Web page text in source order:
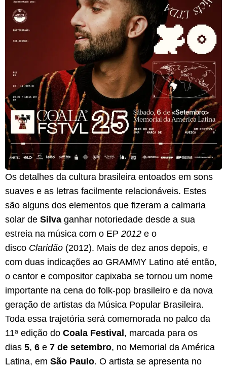
Os detalhes da cultura brasileira entoados em sons
suaves e as letras facilmente relacionáveis. Estes
são alguns dos elementos que fizeram a calmaria
solar de Silva ganhar notoriedade desde a sua
estreia na música com o EP 2012 e o
disco Claridão (2012). Mais de dez anos depois, e
com duas indicações ao GRAMMY Latino até então,
o cantor e compositor capixaba se tornou um nome
importante na cena do folk-pop brasileiro e da nova
geração de artistas da Música Popular Brasileira.
Toda essa trajetória será comemorada no palco da
11ª edição do Coala Festival , marcada para os
dias 5, 6 e 7 de setembro, no Memorial da América
Latina, em São Paulo. O artista se apresenta no